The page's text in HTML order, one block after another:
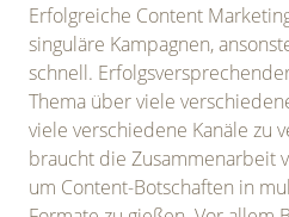
Erfolgreiche Content
singuläre Kampagnen,
schnell.
Thema über viele
viele verschiedene Kanäle zu
braucht die Zusammenarbeit
um Content-Botschaften in